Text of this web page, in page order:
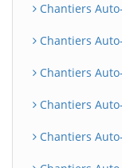
Chantiers
Chantiers
Chantiers
Chantiers
Chantiers